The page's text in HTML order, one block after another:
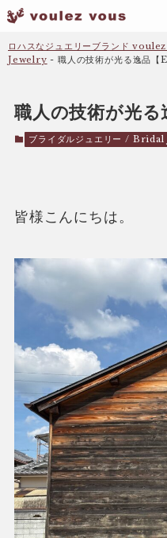
ロハスなジュエリーブランド
Jewelry -職人の技術が光る逸品【
職人の技術が光る
ブライダルジュエリー /
皆様こんにちは。